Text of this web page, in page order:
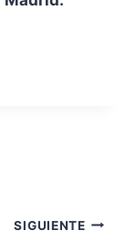
SIGUIENTE